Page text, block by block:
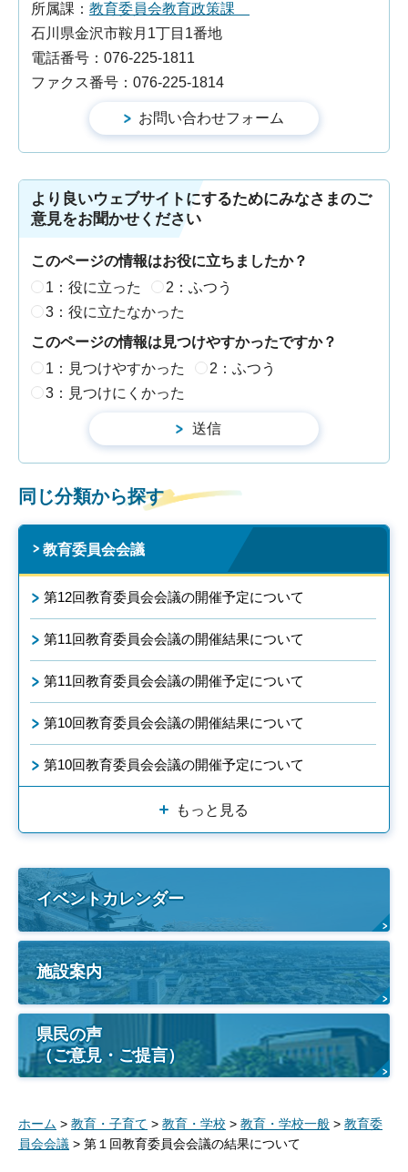
所属課： 教育委員会教育政策課
石川県金沢市鞍月1丁目1番地
電話番号：076-225-1811
ファクス番号：076-225-1814
より良いウェブサイトにするためにみなさまのご
意見をお聞かせください
このページの情報はお役に立ちましたか？
1：役に立った
2：ふつう
3：役に立たなかった
このページの情報は見つけやすかったですか？
1：見つけやすかった
2：ふつう
3：見つけにくかった
同じ分類から探す
教育委員会会議
第12回教育委員会会議の開催予定について
第11回教育委員会会議の開催結果について
第11回教育委員会会議の開催予定について
第10回教育委員会会議の開催結果について
第10回教育委員会会議の開催予定について
もっと見る
イベントカレンダー
施設案内
県民の声
（ご意見・ご提言）
ホーム > 教育・子育て > 教育・学校 > 教育・学校一般 > 教育委
員会会議 > 第１回教育委員会会議の結果について